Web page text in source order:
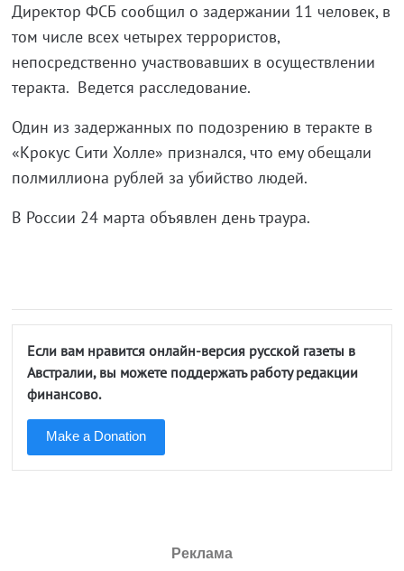
Директор ФСБ сообщил о задержании 11 человек, в
том числе всех четырех террористов,
непосредственно участвовавших в осуществлении
теракта. Ведется расследование.
Один из задержанных по подозрению в теракте в
«Крокус Сити Холле» признался, что ему обещали
полмиллиона рублей за убийство людей.
В России 24 марта объявлен день траура.
Если вам нравится онлайн-версия русской газеты в
Австралии, вы можете поддержать работу редакции
финансово.
Make a Donation
Реклама